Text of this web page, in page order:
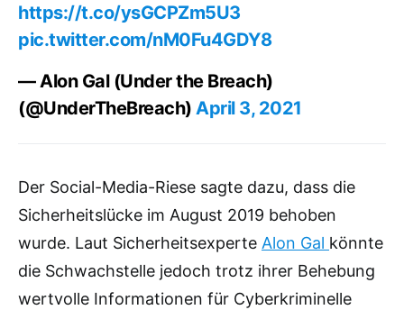
https://t.co/ysGCPZm5U3
pic.twitter.com/nM0Fu4GDY8
— Alon Gal (Under the Breach)
(@UnderTheBreach) April 3, 2021
Der Social-Media-Riese sagte dazu, dass die
Sicherheitslücke im August 2019 behoben
wurde. Laut Sicherheitsexperte Alon Gal könnte
die Schwachstelle jedoch trotz ihrer Behebung
wertvolle Informationen für Cyberkriminelle